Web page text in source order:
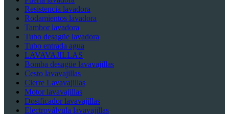
Resistencia lavadora
Rodamientos lavadora
Tambor lavadora
Tubo desagüe lavadora
Tubo entrada agua
LAVAVAJILLAS
Bomba desagüe lavavajillas
Cesto lavavajillas
Cierre Lavavajillas
Motor lavavajillas
Dosificador lavavajillas
Electroválvula lavavajillas